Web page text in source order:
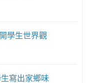
學生世界觀
寫出家鄉味